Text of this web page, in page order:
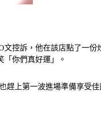
控訴，他在該店點了一
你們真好運」。
上第一波進場準備享受